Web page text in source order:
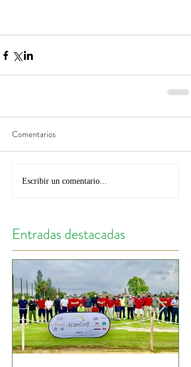
Comentarios
Escribir un comentario...
Entradas destacadas